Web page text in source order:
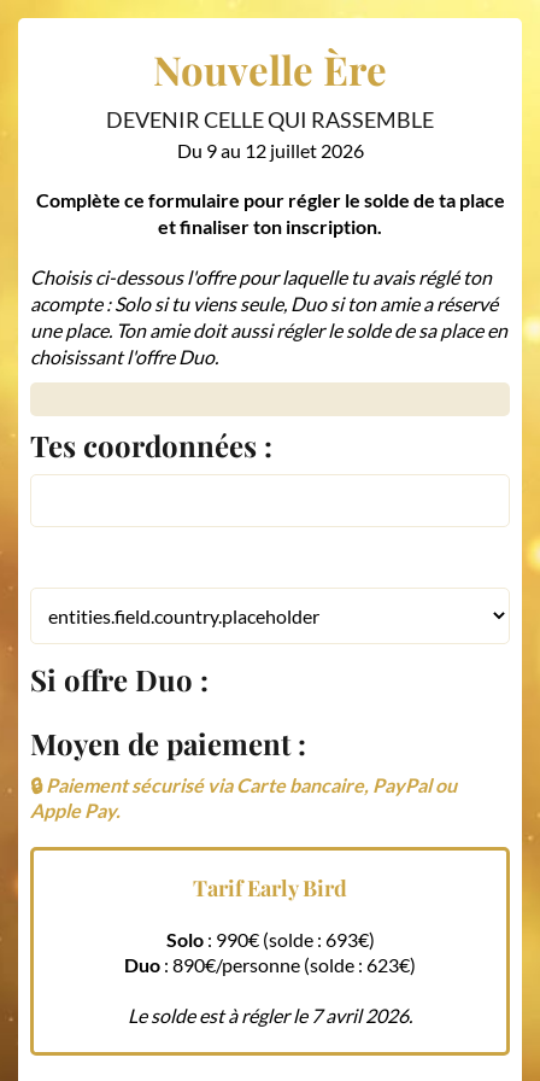
Nouvelle Ère
DEVENIR CELLE QUI RASSEMBLE
Du 9 au 12 juillet 2026
Complète ce formulaire pour régler le solde de ta place
et finaliser ton inscription.
Choisis ci-dessous l'offre pour laquelle tu avais réglé ton
acompte : Solo si tu viens seule, Duo si ton amie a réservé
une place. Ton amie doit aussi régler le solde de sa place en
choisissant l'offre Duo.
Tes coordonnées :
Si offre Duo :
Moyen de paiement :
🔒Paiement sécurisé via Carte bancaire, PayPal ou
Apple Pay.
Tarif Early Bird
Solo: 990€ (solde : 693€)
Duo : 890€/personne (solde : 623€)
Le solde est à régler le 7 avril 2026.